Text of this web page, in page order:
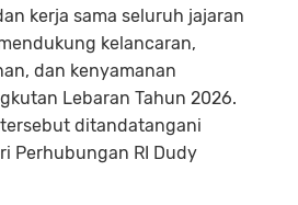
kerja sama seluruh jajaran
kelancaran,
dan kenyamanan
Lebaran Tahun 2026.
ditandatangani
Perhubungan RI Dudy